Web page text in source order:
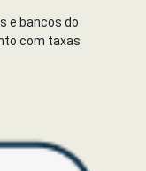
e bancos do
com taxas